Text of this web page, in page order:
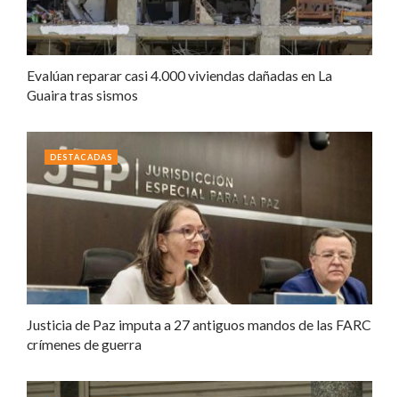
Evalúan reparar casi 4.000 viviendas dañadas en La
Guaira tras sismos
Justicia de Paz imputa a 27 antiguos mandos de las FARC
crímenes de guerra
DESTACADAS